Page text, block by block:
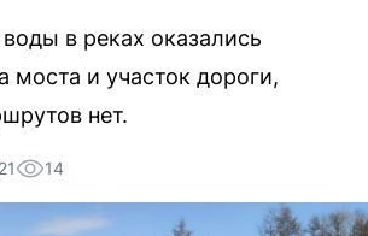
в реках оказались
моста и участок дороги,
нет.
14